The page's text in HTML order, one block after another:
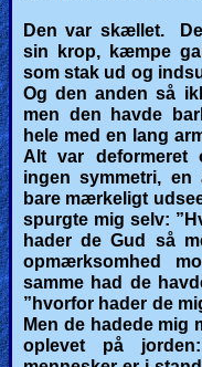
Den var skællet.
sin krop, kæmpe
som stak ud og
Og den anden så
men den havde
hele med en lang
Alt var deformeret
ingen symmetri,
bare mærkeligt
spurgte mig selv:
hader de Gud så
opmærksomhed
samme had de
”hvorfor hader de
Men de hadede mig
oplevet på